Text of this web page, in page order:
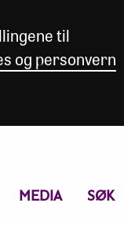
til
og personvern
MEDIA SØK